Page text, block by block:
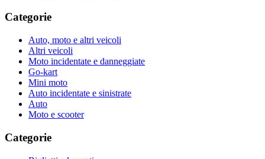
Categorie
Auto, moto e altri veicoli
Altri veicoli
Moto incidentate e danneggiate
Go-kart
Mini moto
Auto incidentate e sinistrate
Auto
Moto e scooter
Categorie